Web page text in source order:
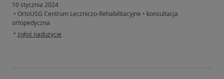
10 stycznia 2024
• OrtoUSG Centrum Leczniczo-Rehabilitacyjne • konsultacja
ortopedyczna
• w opinii użytkownika Danuta
zgłoś nadużycie